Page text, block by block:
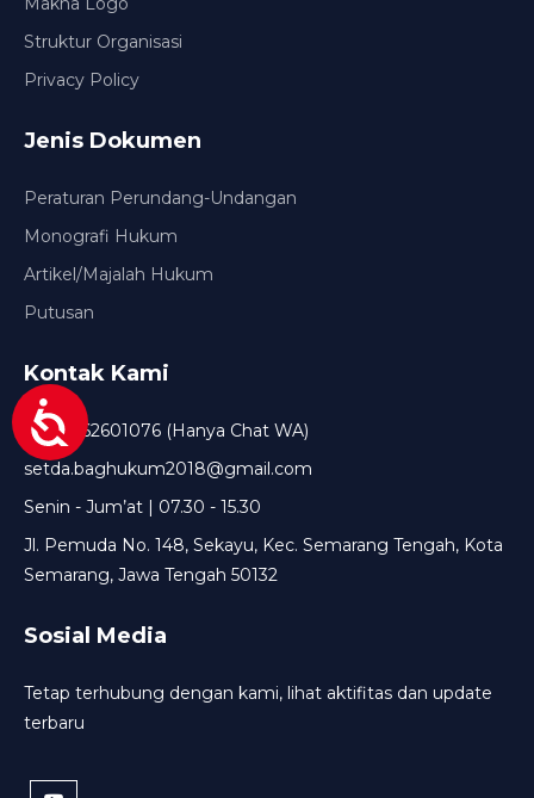
Struktur Organisasi
Privacy Policy
Jenis Dokumen
Peraturan Perundang-Undangan
Monografi Hukum
Artikel/Majalah Hukum
Putusan
Kontak Kami
+6285162601076 (Hanya Chat WA)
setda.baghukum2018@gmail.com
Senin - Jum’at | 07.30 - 15.30
Jl. Pemuda No. 148, Sekayu, Kec. Semarang Tengah, Kota
Semarang, Jawa Tengah 50132
Sosial Media
Tetap terhubung dengan kami, lihat aktifitas dan update
terbaru